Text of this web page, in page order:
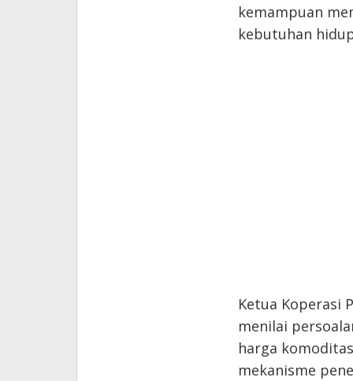
kemampuan
kebutuhan
Ketua Koperasi
menilai
harga
mekanisme